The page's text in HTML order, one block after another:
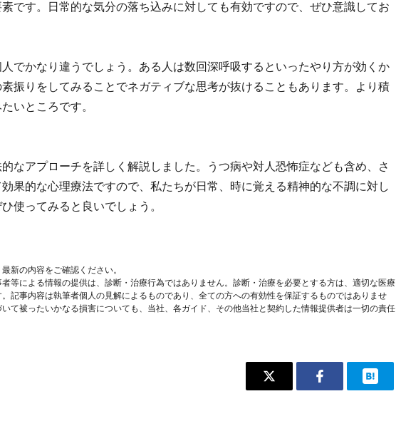
です。日常的な気分の落ち込みに対しても有効ですので、ぜひ意識してお
でかなり違うでしょう。ある人は数回深呼吸するといったやり方が効くか
振りをしてみることでネガティブな思考が抜けることもあります。より積
いところです。
なアプローチを詳しく解説しました。うつ病や対人恐怖症なども含め、さ
果的な心理療法ですので、私たちが日常、時に覚える精神的な不調に対し
使ってみると良いでしょう。
新の内容をご確認ください。
等による情報の提供は、診断・治療行為ではありません。診断・治療を必要とする方は、適切な医療
記事内容は執筆者個人の見解によるものであり、全ての方への有効性を保証するものではありませ
て被ったいかなる損害についても、当社、各ガイド、その他当社と契約した情報提供者は一切の責任